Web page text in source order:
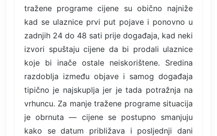
tražene programe cijene su obično najniže
kad se ulaznice prvi put pojave i ponovno u
zadnjih 24 do 48 sati prije događaja, kad neki
izvori spuštaju cijene da bi prodali ulaznice
koje bi inače ostale neiskorištene. Sredina
razdoblja između objave i samog događaja
tipično je najskuplja jer je tada potražnja na
vrhuncu. Za manje tražene programe situacija
je obrnuta — cijene se postupno smanjuju
kako se datum približava i posljednji dani